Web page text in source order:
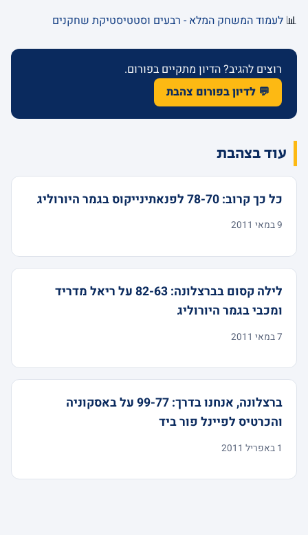
📊 לעמוד המשחק המלא - רבעים וסטטיסטיקת שחקנים
רוצים להגיב? הדיון מתקיים בפורום.
💬 לדיון בפורום צהבת
עוד בצהבת
כל כך קרוב: 78-70 לפנאתינייקוס בגמר היורוליג
9 במאי 2011
לילה קסום בברצלונה: 82-63 על ריאל מדריד
ומכבי בגמר היורוליג
7 במאי 2011
ברצלונה, אנחנו בדרך: 99-77 על באסקוניה
והכרטיס לפיינל פור ביד
1 באפריל 2011